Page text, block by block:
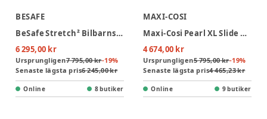
BESAFE
BeSafe Stretch² Bilbarnstol - Anthracite Mesh
6 295,00 kr
Ursprungligen7 795,00 kr-19%
Senaste lägsta pris6 245,00 kr
Online 8 butiker
MAXI-COSI
Maxi-Cosi Pearl XL Slide Pro Bilbarnstol - Authentic Black
4 674,00 kr
Ursprungligen5 795,00 kr-19%
Senaste lägsta pris4 465,23 kr
Online 9 butiker